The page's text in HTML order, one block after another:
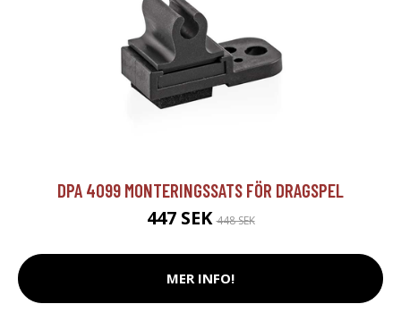
DPA 4099 MONTERINGSSATS FÖR DRAGSPEL
447 SEK448 SEK
MER INFO!